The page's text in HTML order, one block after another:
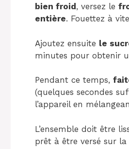
bien froid , versez le
entière. Fouettez à
Ajoutez ensuite le
minutes pour obtenir
Pendant ce temps,
(quelques secondes
l’appareil en
L’ensemble doit être
prêt à être versé sur